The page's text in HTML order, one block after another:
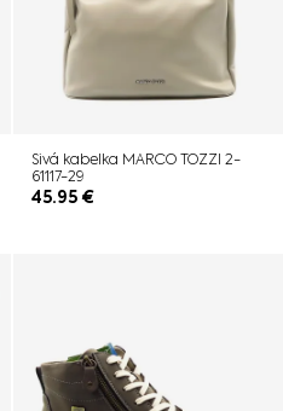
Sivá kabelka MARCO TOZZI 2-
61117-29
45.95€